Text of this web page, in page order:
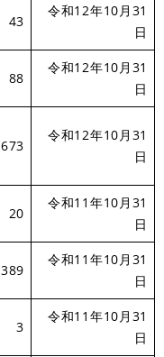
43
令和12年10月31
日
88
令和12年10月31
日
673
令和12年10月31
日
20
令和11年10月31
日
389
令和11年10月31
日
3
令和11年10月31
日